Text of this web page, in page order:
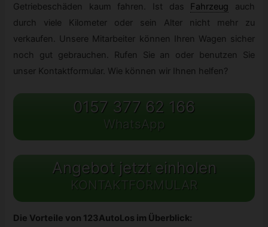
Getriebeschäden kaum fahren. Ist das Fahrzeug auch
durch viele Kilometer oder sein Alter nicht mehr zu
verkaufen. Unsere Mitarbeiter können Ihren Wagen sicher
noch gut gebrauchen. Rufen Sie an oder benutzen Sie
unser Kontaktformular. Wie können wir Ihnen helfen?
0157 377 62 166
WhatsApp
Angebot jetzt einholen
KONTAKTFORMULAR
Die Vorteile von 123AutoLos im Überblick: